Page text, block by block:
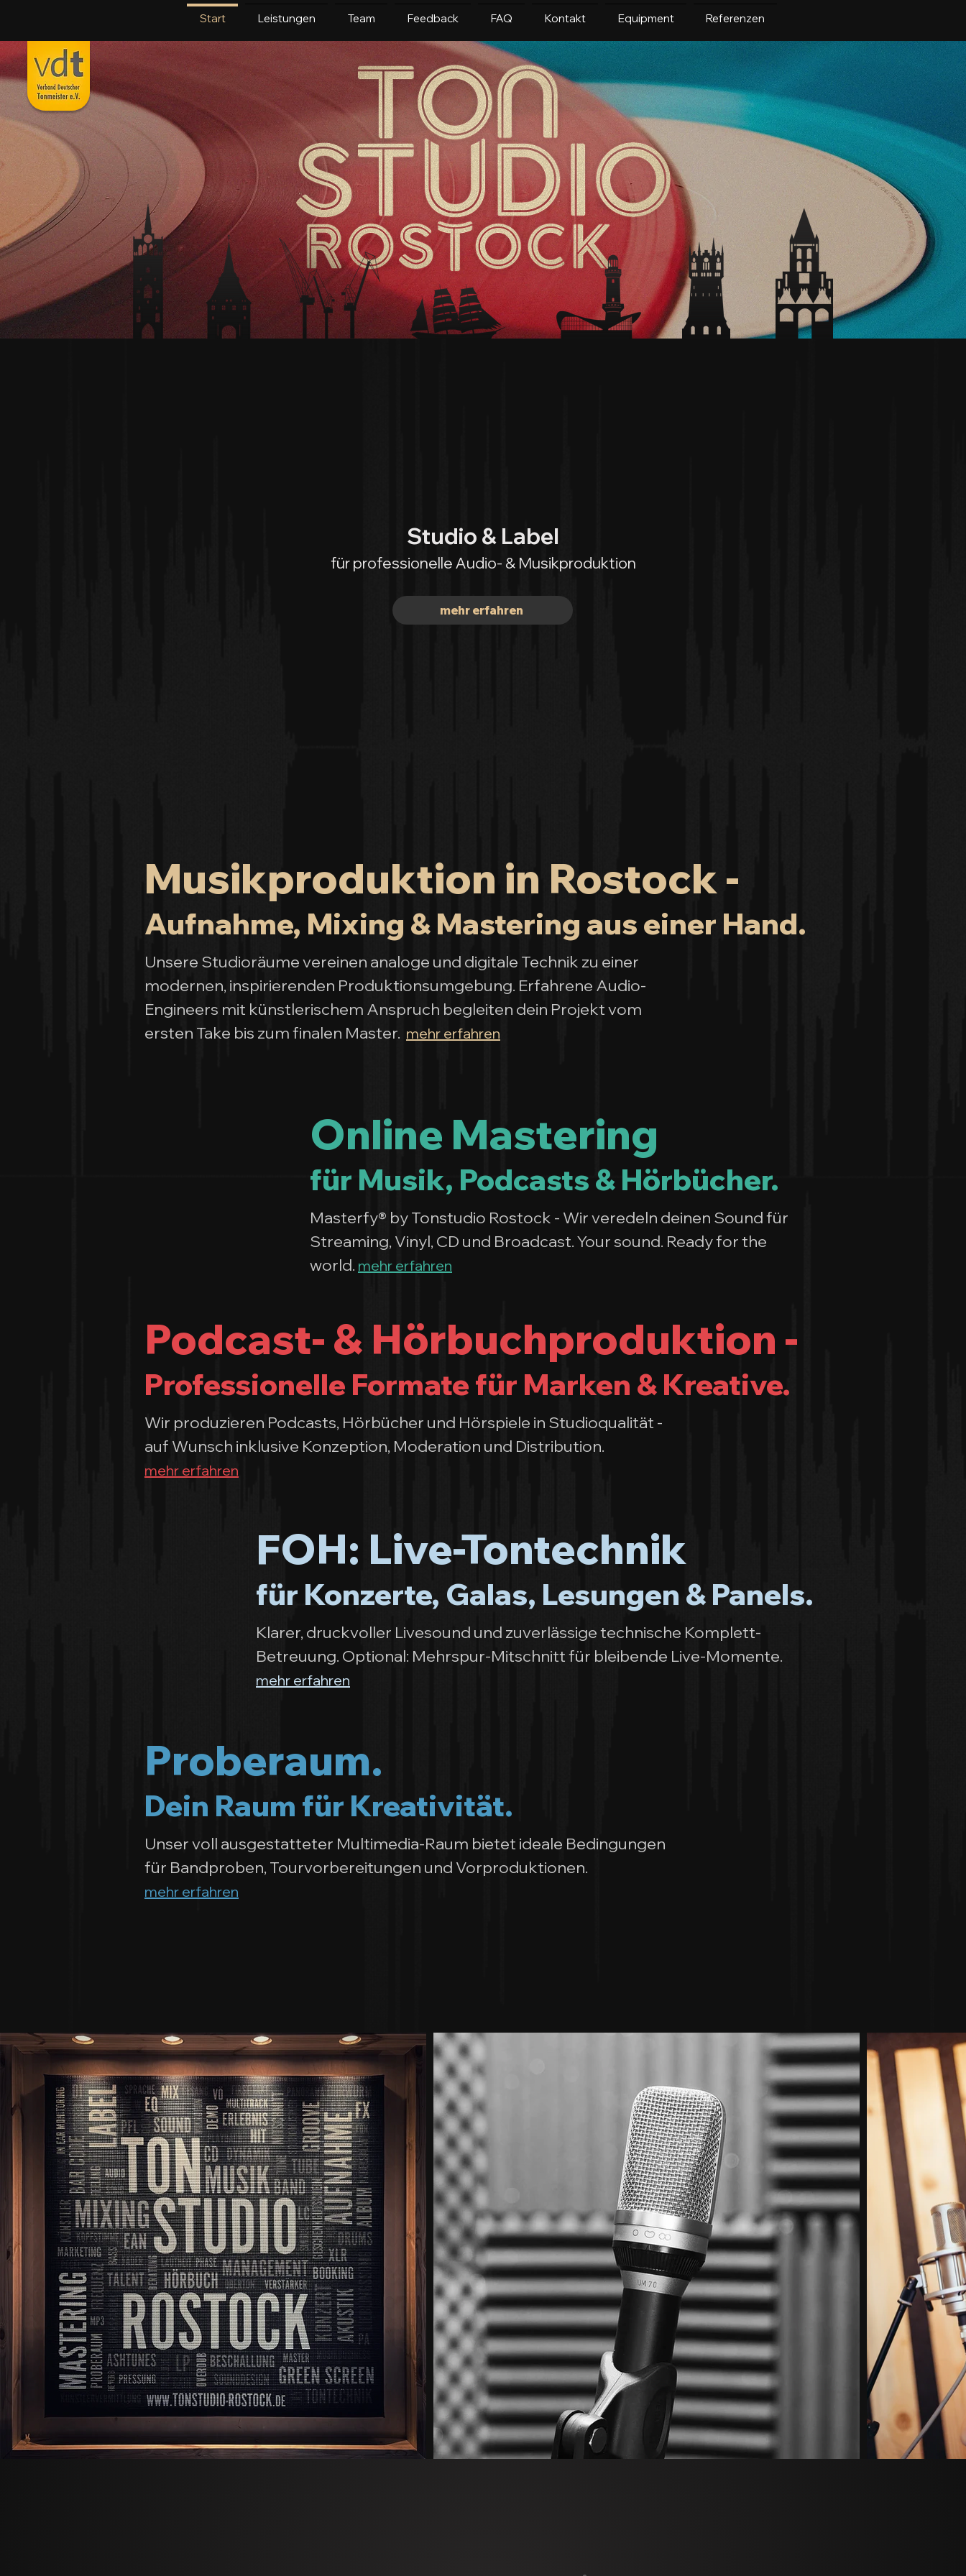
Start Leistungen Team Feedback FAQ Kontakt Equipment Referenzen
Studio & Label
für professionelle Audio- & Musikproduktion
mehr erfahren
Musikproduktion in Rostock -
Aufnahme, Mixing & Mastering aus einer Hand.
Unsere Studioräume vereinen analoge und digitale Technik zu einer
modernen, inspirierenden Produktionsumgebung. Erfahrene Audio-
Engineers mit künstlerischem Anspruch begleiten dein Projekt vom
ersten Take bis zum finalen Master. mehr erfahren
Online Mastering
für Musik, Podcasts & Hörbücher.
Masterfy® by Tonstudio Rostock - Wir veredeln deinen Sound für
Streaming, Vinyl, CD und Broadcast. Your sound. Ready for the
world. mehr erfahren
Podcast- & Hörbuchproduktion -
Professionelle Formate für Marken & Kreative.
Wir produzieren Podcasts, Hörbücher und Hörspiele in Studioqualität -
auf Wunsch inklusive Konzeption, Moderation und Distribution.
mehr erfahren
FOH: Live-Tontechnik
für Konzerte, Galas, Lesungen & Panels.
Klarer, druckvoller Livesound und zuverlässige technische Komplett-
Betreuung. Optional: Mehrspur-Mitschnitt für bleibende Live-Momente.
mehr erfahren
Proberaum.
Dein Raum für Kreativität.
Unser voll ausgestatteter Multimedia-Raum bietet ideale Bedingungen
für Bandproben, Tourvorbereitungen und Vorproduktionen.
mehr erfahren